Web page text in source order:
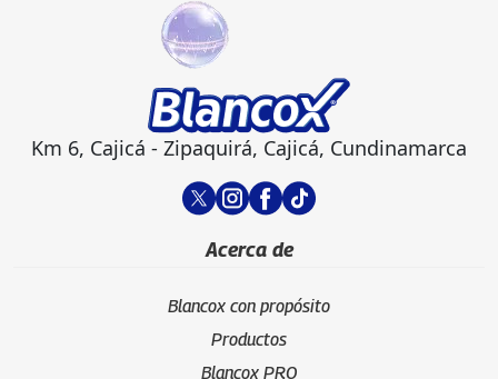
Km 6, Cajicá - Zipaquirá, Cajicá, Cundinamarca
Acerca de
Blancox con propósito
Productos
Blancox PRO